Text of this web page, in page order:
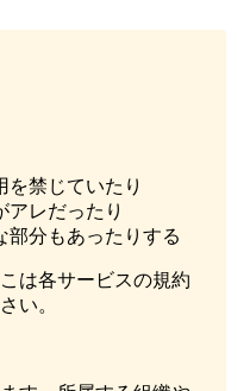
を禁じていたり
アレだったり
部分もあったりする
は各サービスの規約
い。